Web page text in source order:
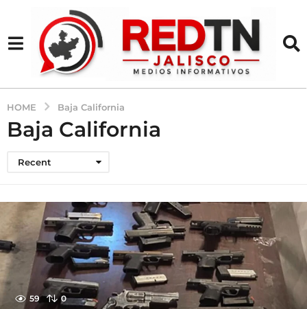
HOME Baja California
Baja California
Recent
59 0